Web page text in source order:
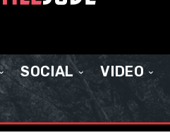
SOCIAL VIDEO